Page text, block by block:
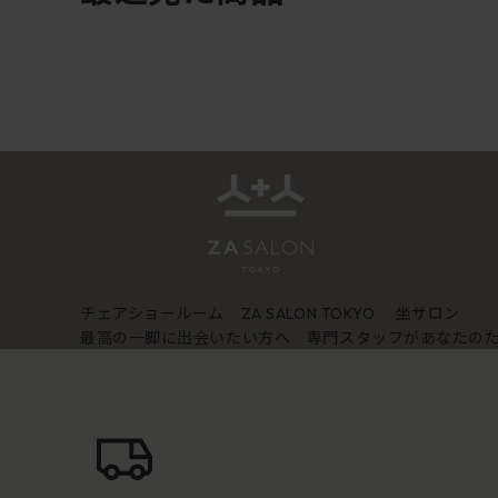
チェアショールーム ZA SALON TOKYO
坐サロン
最高の一脚に出会いたい方へ 専門スタッフがあなたの